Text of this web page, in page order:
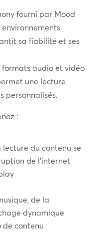
fourni par Mood
sa fiabilité et ses
audio et vidéo
une lecture
personnalisés.
:
du contenu se
de l’internet
de la
dynamique
de contenu